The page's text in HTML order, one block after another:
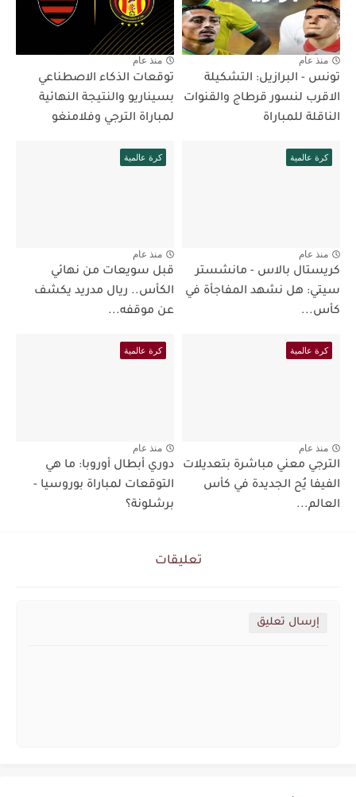
منذ عام
تونس - البرازيل: التشكيلة
الاقرب لنسور قرطاج والقنوات
الناقلة للمباراة
منذ عام
توقعات الذكاء الاصطناعي
بسيناريو والنتيجة النهائية
لمباراة الترجي وفلامنغو
كرة عالمية
منذ عام
كريستال بالاس - مانشستر
سيتي: هل نشهد المفاجأة في
كأس...
كرة عالمية
منذ عام
قبل سويعات من نهائي
الكأس.. ريال مدريد يكشف
عن موقفه...
كرة عالمية
منذ عام
الترجي معني مباشرة بتعديلات
الفيفا يُح الجديدة في كأس
العالم...
كرة عالمية
منذ عام
دوري أبطال أوروبا: ما هي
التوقعات لمباراة بوروسيا -
برشلونة؟
تعليقات
إرسال تعليق